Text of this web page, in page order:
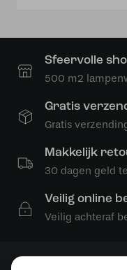
Sfeervolle
500 m2
Gratis
Gratis
Makkelijk
30 dagen geld
Veilig online
Veilig achteraf